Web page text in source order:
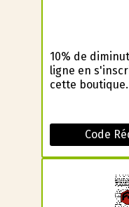
10% de
ligne en
cette boutique.
Code